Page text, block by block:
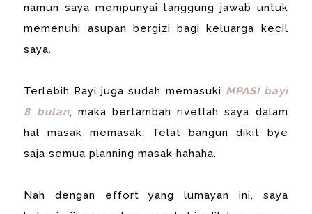
namun saya mempunyai tanggung jawab untuk
memenuhi asupan bergizi bagi keluarga kecil
saya.
Terlebih Rayi juga sudah memasuki MPASI bayi
8 bulan, maka bertambah rivetlah saya dalam
hal masak memasak. Telat bangun dikit bye
saja semua planning masak hahaha.
Nah dengan effort yang lumayan ini, saya